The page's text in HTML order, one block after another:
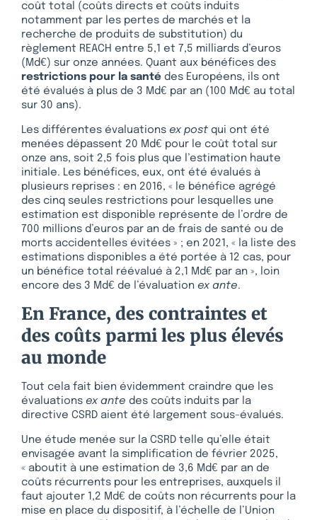
coût total (coûts directs et coûts induits
notamment par les pertes de marchés et la
recherche de produits de substitution) du
règlement REACH entre 5,1 et 7,5 milliards d’euros
(Md€) sur onze années. Quant aux bénéfices des
restrictions pour la santé des Européens, ils ont
été évalués à plus de 3 Md€ par an (100 Md€ au total
sur 30 ans).
Les différentes évaluations ex post qui ont été
menées dépassent 20 Md€ pour le coût total sur
onze ans, soit 2,5 fois plus que l’estimation haute
initiale. Les bénéfices, eux, ont été évalués à
plusieurs reprises : en 2016, « le bénéfice agrégé
des cinq seules restrictions pour lesquelles une
estimation est disponible représente de l’ordre de
700 millions d’euros par an de frais de santé ou de
morts accidentelles évitées » ; en 2021, « la liste des
estimations disponibles a été portée à 12 cas, pour
un bénéfice total réévalué à 2,1 Md€ par an », loin
encore des 3 Md€ de l’évaluation ex ante.
En France, des contraintes et
des coûts parmi les plus élevés
au monde
Tout cela fait bien évidemment craindre que les
évaluations ex ante des coûts induits par la
directive CSRD aient été largement sous-évalués.
Une étude menée sur la CSRD telle qu’elle était
envisagée avant la simplification de février 2025,
« aboutit à une estimation de 3,6 Md€ par an de
coûts récurrents pour les entreprises, auxquels il
faut ajouter 1,2 Md€ de coûts non récurrents pour la
mise en place du dispositif, à l’échelle de l’Union